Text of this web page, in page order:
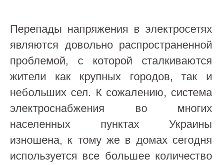
Перепады напряжения в электросетях
являются довольно распространенной
проблемой, с которой сталкиваются
жители как крупных городов, так и
небольших сел. К сожалению, система
электроснабжения во многих
населенных пунктах Украины
изношена, к тому же в домах сегодня
используется все большее количество